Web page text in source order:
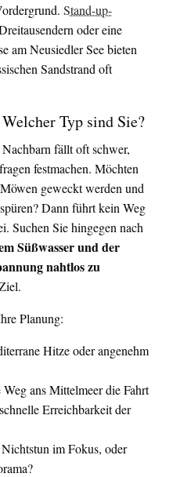
Stand-up-
oder eine
am Neusiedler See bieten
Sandstrand oft
Typ sind Sie?
fällt oft schwer,
festmachen. Möchten
geweckt werden und
Dann führt kein Weg
Suchen Sie hingegen nach
Süßwasser und der
nahtlos zu
Planung:
Hitze oder angenehm
ans Mittelmeer die Fahrt
Erreichbarkeit der
Nichtstun im Fokus, oder